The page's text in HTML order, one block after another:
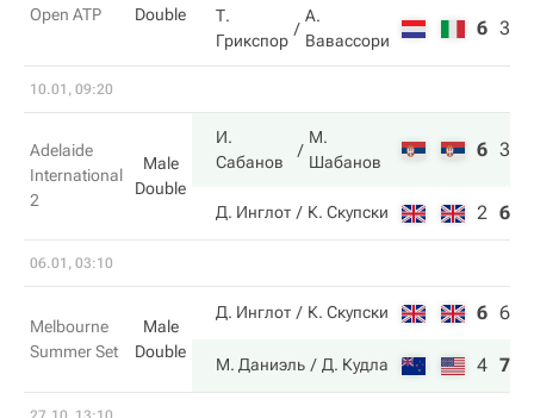
Open ATP
Double
Т.
Грикспор
А.
Вавассори
6 3
10.01, 09:20
Adelaide
International
2
Male
Double
И.
Сабанов
М.
Шабанов
6 3
Д. Инглот К. Скупски 2 6
06.01, 03:10
Melbourne
Summer Set
Male
Double
Д. Инглот К. Скупски 6 6
М. Даниэль Д. Кудла 4 7